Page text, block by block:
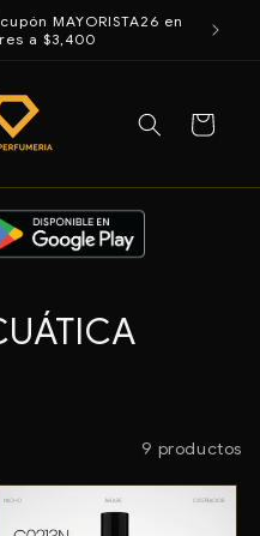
MAYORISTA26 en
a $3,400
Carrito
9 productos